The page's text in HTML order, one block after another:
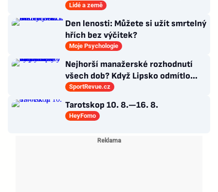
technologiemi
Lidé a země
Den lenosti: Můžete si užít smrtelný
hřích bez výčitek?
Moje Psychologie
Nejhorší manažerské rozhodnutí
všech dob? Když Lipsko odmítlo
Vardyho. Prý byl už starý
SportRevue.cz
Tarotskop 10. 8.—16. 8.
HeyFomo